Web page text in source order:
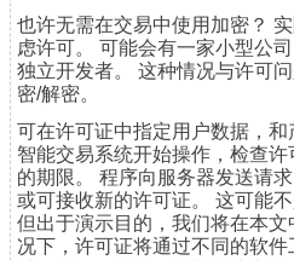
也许无需在交易中使用加密？
虑许可。 可能会有一家小型公
独立开发者。 这种情况与许可
密/解密。
可在许可证中指定用户数据，
智能交易系统开始操作，检查
的期限。 程序向服务器发送请
或可接收新的许可证。 这可能
但出于演示目的，我们将在本
况下，许可证将通过不同的软